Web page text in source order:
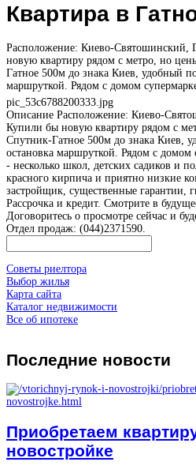
Квартира в
Расположение: Киево-Святошинский,
новую квартиру рядом с метро, но
Гатное 500м до знака Киев, удобный
маршруткой. Рядом с домом
pic_53c6788200333.jpg
Описание Расположение: Киево-
Купили бы новую квартиру рядом с
Спутник-Гатное 500м до знака Киев,
остановка маршруткой. Рядом с
- несколько школ, детских садиков и
красного кирпича и приятно низкие
застройщик, существенные гарантии,
Рассрочка и кредит. Смотрите в
Договоритесь о просмотре сейчас и
Отдел продаж: (044)2371590.
Советы риелтора
Выбор жилья
Карта сайта
Каталог недвижимости
Все об ипотеке
Последние новости
Приобретаем
новостройке